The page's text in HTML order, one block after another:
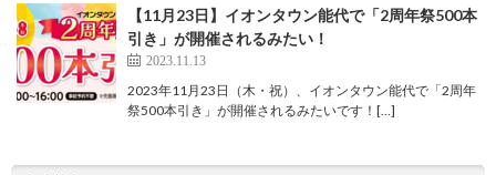
【11月23日】イオンタウン能代で「2周年祭500本
引き」が開催されるみたい！
2023.11.13
2023年11月23日（木・祝）、イオンタウン能代で「2周年
祭500本引き」が開催されるみたいです！[…]